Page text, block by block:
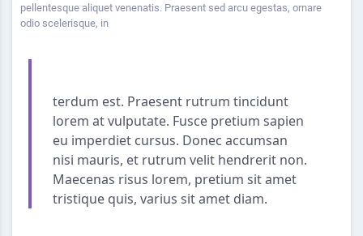
pellentesque aliquet venenatis. Praesent sed arcu egestas, ornare
odio scelerisque, in
terdum est. Praesent rutrum tincidunt
lorem at vulputate. Fusce pretium sapien
eu imperdiet cursus. Donec accumsan
nisi mauris, et rutrum velit hendrerit non.
Maecenas risus lorem, pretium sit amet
tristique quis, varius sit amet diam.